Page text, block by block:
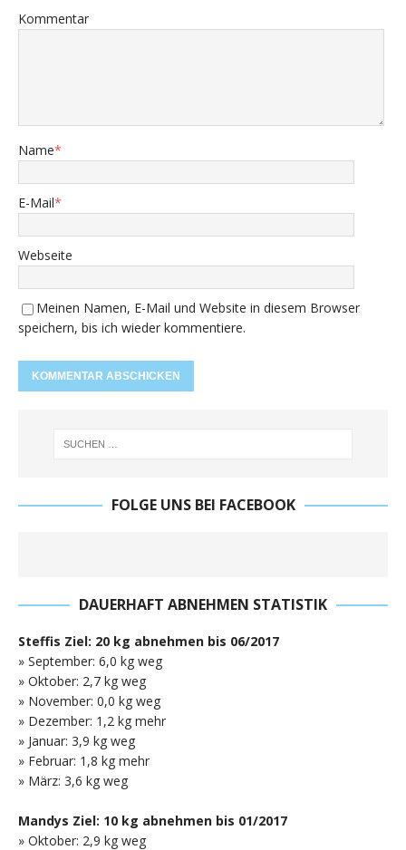
Kommentar
Name*
E-Mail*
Webseite
Meinen Namen, E-Mail und Website in diesem Browser
speichern, bis ich wieder kommentiere.
FOLGE UNS BEI FACEBOOK
DAUERHAFT ABNEHMEN STATISTIK
Steffis Ziel: 20 kg abnehmen bis 06/2017
» September: 6,0 kg weg
» Oktober: 2,7 kg weg
» November: 0,0 kg weg
» Dezember: 1,2 kg mehr
» Januar: 3,9 kg weg
» Februar: 1,8 kg mehr
» März: 3,6 kg weg
Mandys Ziel: 10 kg abnehmen bis 01/2017
» Oktober: 2,9 kg weg